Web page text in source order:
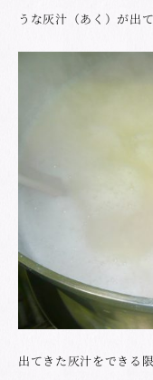
うな灰汁（あく）が出
出てきた灰汁をできる